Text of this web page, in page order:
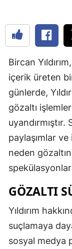
Bircan
içerik üreten
günlerde,
gözaltı
paylaşımlar ve
neden
spekülasyonlar
GÖZALTI
Yıldırım
suçlamaya
sosyal medya